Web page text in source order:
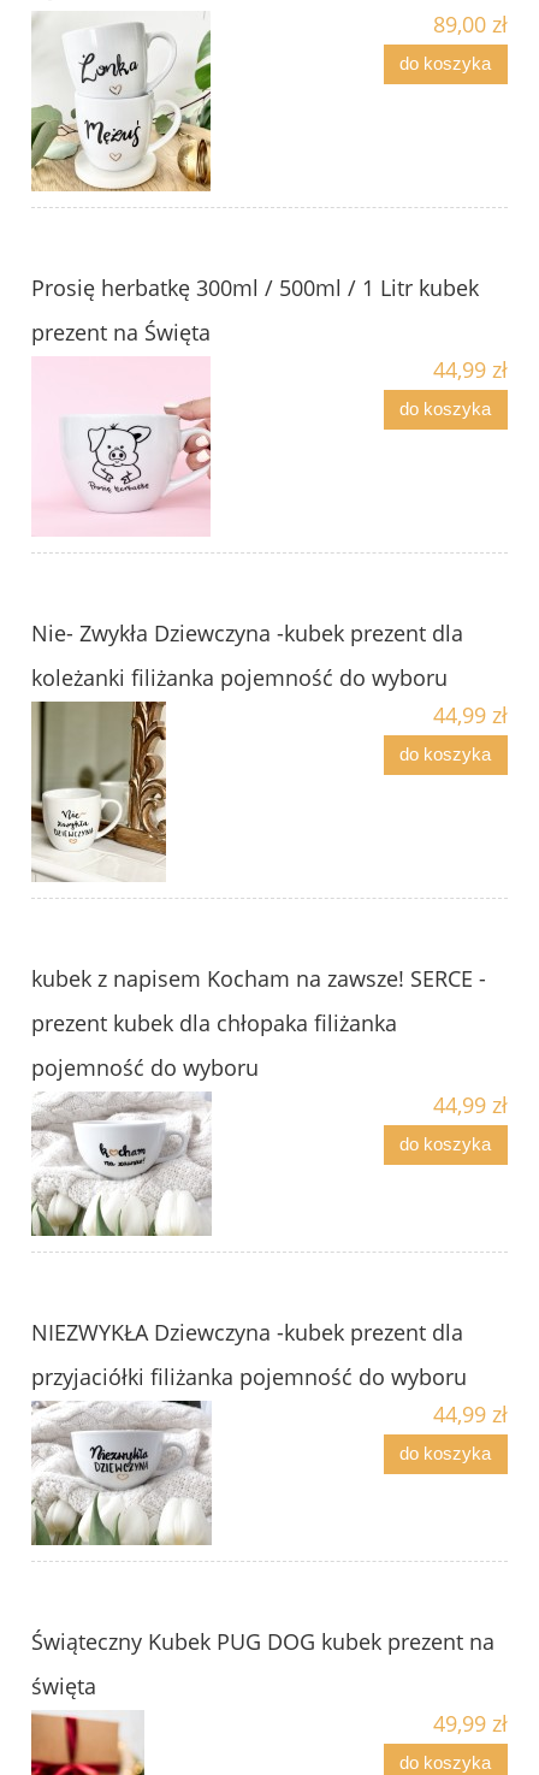
89,00 zł
do koszyka
Prosię herbatkę 300ml / 500ml / 1 Litr kubek
prezent na Święta
44,99 zł
do koszyka
Nie- Zwykła Dziewczyna -kubek prezent dla
koleżanki filiżanka pojemność do wyboru
44,99 zł
do koszyka
kubek z napisem Kocham na zawsze! SERCE -
prezent kubek dla chłopaka filiżanka
pojemność do wyboru
44,99 zł
do koszyka
NIEZWYKŁA Dziewczyna -kubek prezent dla
przyjaciółki filiżanka pojemność do wyboru
44,99 zł
do koszyka
Świąteczny Kubek PUG DOG kubek prezent na
święta
49,99 zł
do koszyka